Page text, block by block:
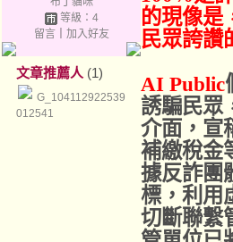
等級：4
留言｜ 加入好友
文章推薦人 (1)
G_104112922539
012541
的現像是
民眾誇讚
AI Public
誘騙民眾
介面，宣
補繳稅金
據反詐團
標，利用
切斷聯繫